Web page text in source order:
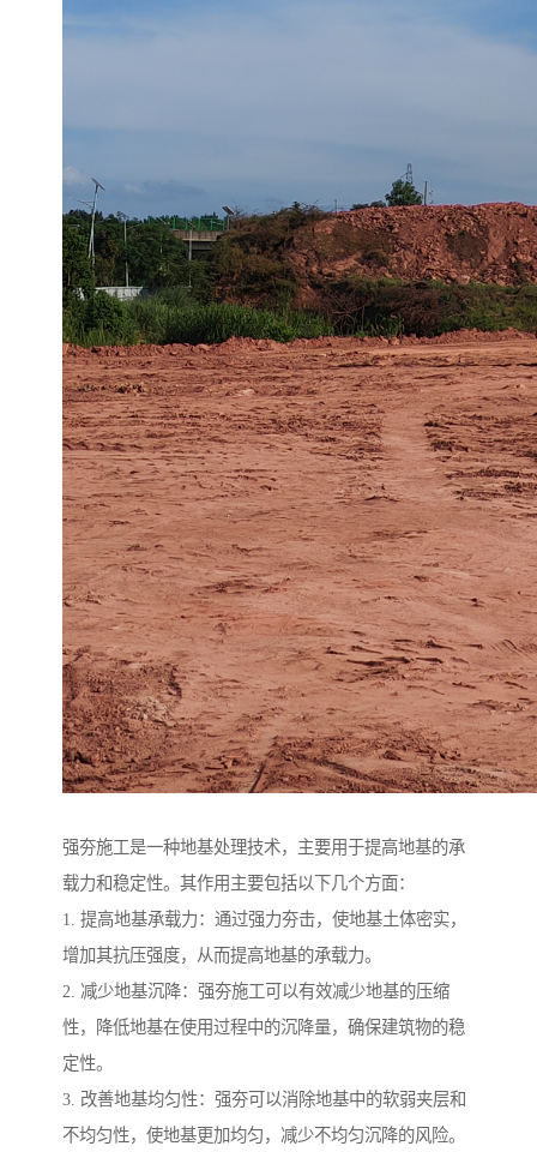
强夯施工是一种地基处理技术，主要用于提高地基的承
载力和稳定性。其作用主要包括以下几个方面：
1. 提高地基承载力：通过强力夯击，使地基土体密实，
增加其抗压强度，从而提高地基的承载力。
2. 减少地基沉降：强夯施工可以有效减少地基的压缩
性，降低地基在使用过程中的沉降量，确保建筑物的稳
定性。
3. 改善地基均匀性：强夯可以消除地基中的软弱夹层和
不均匀性，使地基更加均匀，减少不均匀沉降的风险。